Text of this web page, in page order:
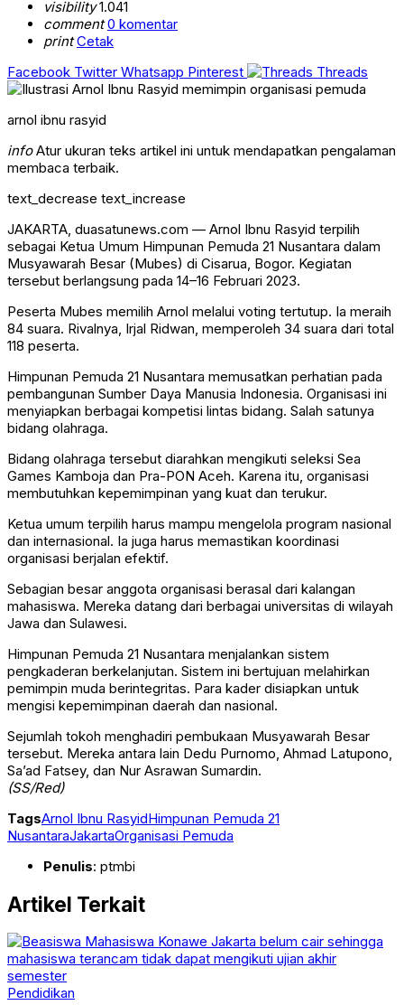
visibility1.041
comment 0 komentar
print Cetak
Facebook Twitter Whatsapp Pinterest Threads
arnol ibnu rasyid
infoAtur ukuran teks artikel ini untuk mendapatkan pengalaman
membaca terbaik.
text_decrease text_increase
JAKARTA, duasatunews.com — Arnol Ibnu Rasyid terpilih
sebagai Ketua Umum Himpunan Pemuda 21 Nusantara dalam
Musyawarah Besar (Mubes) di Cisarua, Bogor. Kegiatan
tersebut berlangsung pada 14–16 Februari 2023.
Peserta Mubes memilih Arnol melalui voting tertutup. Ia meraih
84 suara. Rivalnya, Irjal Ridwan, memperoleh 34 suara dari total
118 peserta.
Himpunan Pemuda 21 Nusantara memusatkan perhatian pada
pembangunan Sumber Daya Manusia Indonesia. Organisasi ini
menyiapkan berbagai kompetisi lintas bidang. Salah satunya
bidang olahraga.
Bidang olahraga tersebut diarahkan mengikuti seleksi Sea
Games Kamboja dan Pra-PON Aceh. Karena itu, organisasi
membutuhkan kepemimpinan yang kuat dan terukur.
Ketua umum terpilih harus mampu mengelola program nasional
dan internasional. Ia juga harus memastikan koordinasi
organisasi berjalan efektif.
Sebagian besar anggota organisasi berasal dari kalangan
mahasiswa. Mereka datang dari berbagai universitas di wilayah
Jawa dan Sulawesi.
Himpunan Pemuda 21 Nusantara menjalankan sistem
pengkaderan berkelanjutan. Sistem ini bertujuan melahirkan
pemimpin muda berintegritas. Para kader disiapkan untuk
mengisi kepemimpinan daerah dan nasional.
Sejumlah tokoh menghadiri pembukaan Musyawarah Besar
tersebut. Mereka antara lain Dedu Purnomo, Ahmad Latupono,
Sa’ad Fatsey, dan Nur Asrawan Sumardin.
(SS/Red)
TagsArnol Ibnu RasyidHimpunan Pemuda 21
NusantaraJakartaOrganisasi Pemuda
Penulis: ptmbi
Artikel Terkait
Pendidikan